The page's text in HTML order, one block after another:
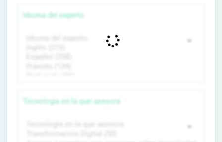
Idioma del experto
Tecnología en la que asesora